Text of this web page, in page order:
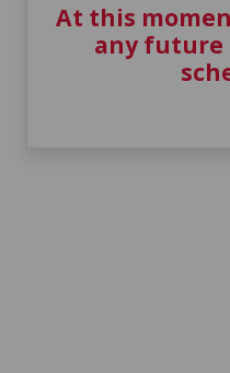
At this
any future